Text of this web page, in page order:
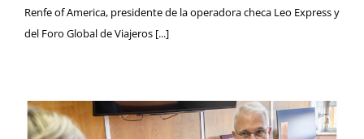
Renfe of America, presidente de la operadora checa Leo Express y
del Foro Global de Viajeros [...]